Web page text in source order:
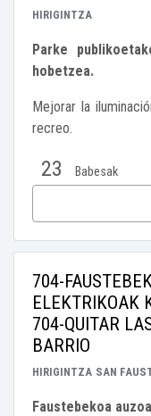
HIRIGINTZA
Parke
hobetzea.
Mejorar la
recreo.
23 Babesak
704-
ELEKTRIKOAK
704-QUITAR
BARRIO
HIRIGINTZA SAN
Faustebekoa